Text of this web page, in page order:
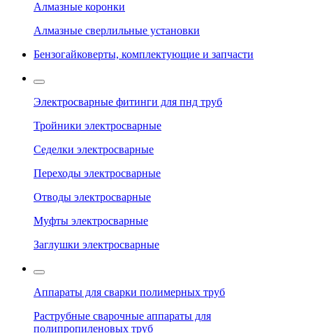
Алмазные коронки
Алмазные сверлильные установки
Бензогайковерты, комплектующие и запчасти
Электросварные фитинги для пнд труб
Тройники электросварные
Седелки электросварные
Переходы электросварные
Отводы электросварные
Муфты электросварные
Заглушки электросварные
Аппараты для сварки полимерных труб
Раструбные сварочные аппараты для
полипропиленовых труб